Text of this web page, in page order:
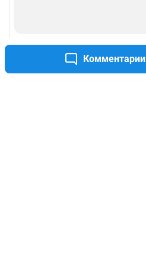
Комментарии